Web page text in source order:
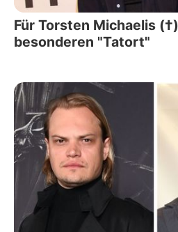
Für Torsten Michaelis
besonderen "Tatort"